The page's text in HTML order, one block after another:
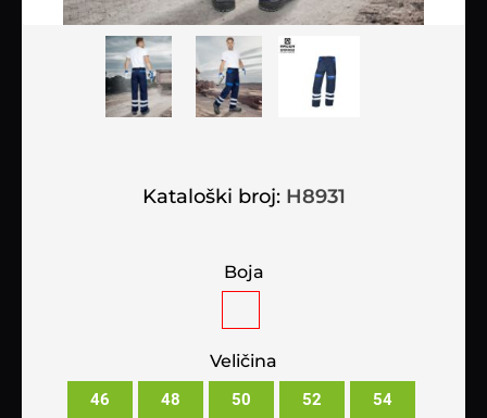
Kataloški broj: H8931
Boja
Veličina
46 48 50 52 54